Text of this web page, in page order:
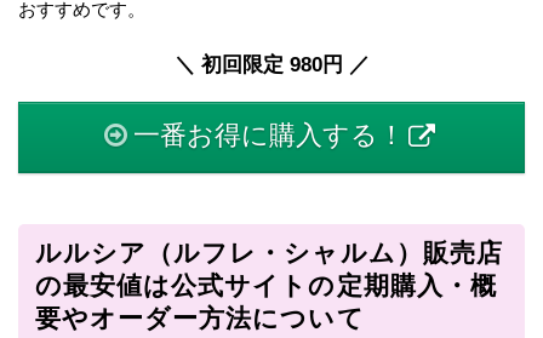
おすすめです。
＼ 初回限定 980円 ／
一番お得に購入する！
ルルシア（ルフレ・シャルム）販売店
の最安値は公式サイトの定期購入・概
要やオーダー方法について